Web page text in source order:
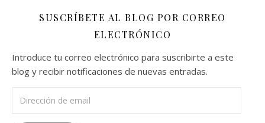
SUSCRÍBETE AL BLOG POR CORREO
ELECTRÓNICO
Introduce tu correo electrónico para suscribirte a este
blog y recibir notificaciones de nuevas entradas.